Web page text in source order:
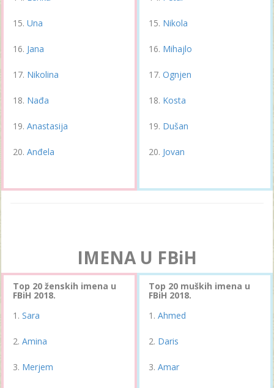
Una
Jana
Nikolina
Nađa
Anastasija
Anđela
Nikola
Mihajlo
Ognjen
Kosta
Dušan
Jovan
IMENA U FBiH
Top 20 ženskih imena u
FBiH 2018.
Sara
Amina
Merjem
Top 20 muških imena u
FBiH 2018.
Ahmed
Daris
Amar